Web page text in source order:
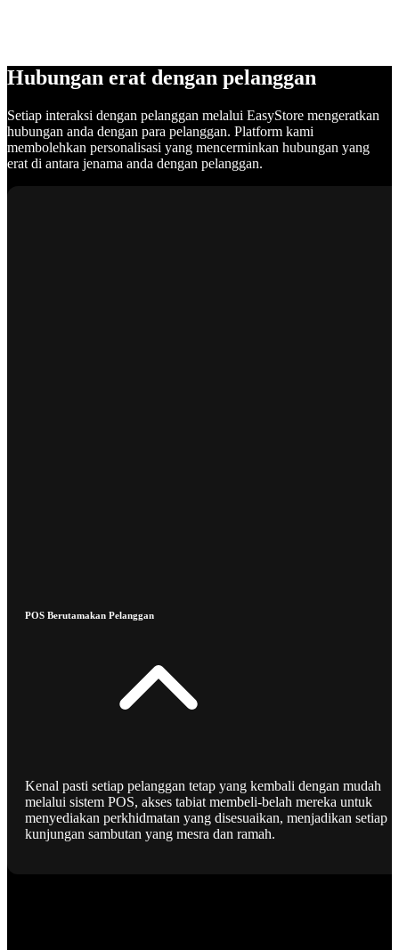
Hubungan erat dengan pelanggan
Setiap interaksi dengan pelanggan melalui EasyStore mengeratkan
hubungan anda dengan para pelanggan. Platform kami
membolehkan personalisasi yang mencerminkan hubungan yang
erat di antara jenama anda dengan pelanggan.
POS Berutamakan Pelanggan
Kenal pasti setiap pelanggan tetap yang kembali dengan mudah
melalui sistem POS, akses tabiat membeli-belah mereka untuk
menyediakan perkhidmatan yang disesuaikan, menjadikan setiap
kunjungan sambutan yang mesra dan ramah.